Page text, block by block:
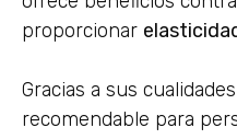
proporcionar
Gracias a sus
recomendable para